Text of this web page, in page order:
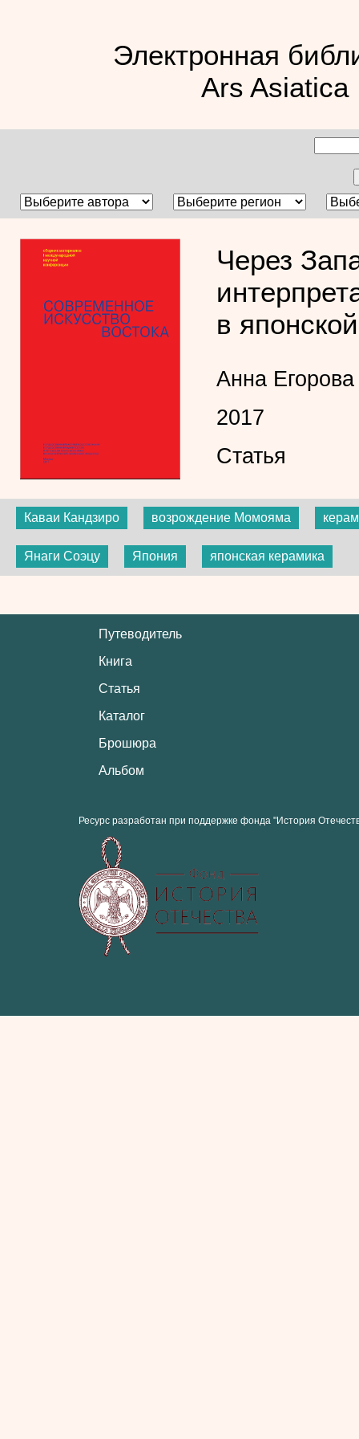
Электронная
Ars Asiatica
Через
в
Анна Егорова
2017
Статья
Каваи Кандзиро возрождение Момояма
Янаги Соэцу Япония японская керамика
Путеводитель
Книга
Статья
Каталог
Брошюра
Альбом
Ресурс разработан при поддержке фонда "История